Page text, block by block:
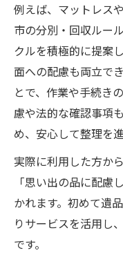
不用品も心
大府市の遺
法
買取サービ
に
買取活用で費用
大府市で
遺品整理
解説
例えば、マットレス
市の分別・回収ルー
クルを積極的に提案
面への配慮も両立で
とで、作業や手続き
慮や法的な確認事項
め、安心して整理を
実際に利用した方か
「思い出の品に配慮
かれます。初めて遺
りサービスを活用し
です。